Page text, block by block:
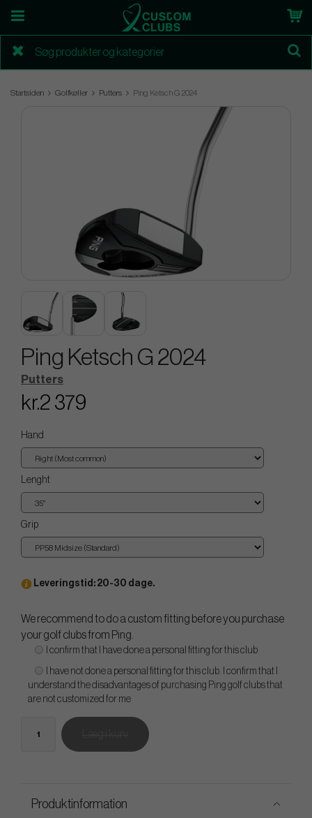
Startsiden Golfkøller Putters Ping Ketsch G 2024
Ping Ketsch G 2024
Putters
kr.2 379
Hand
Lenght
Grip
Leveringstid: 20-30 dage.
We recommend to do a custom fitting before you purchase
your golf clubs from Ping.
I confirm that I have done a personal fitting for this club
I have not done a personal fitting for this club. I confirm that I
understand the disadvantages of purchasing Ping golf clubs that
are not customized for me
Produktinformation